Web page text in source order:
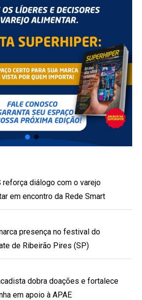
reforça diálogo com o varejo
em encontro da Rede Smart
presença no festival do
de Ribeirão Pires (SP)
dobra doações e fortalece
em apoio à APAE